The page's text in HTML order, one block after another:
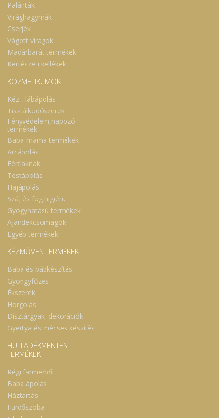
Palánták
Virághagymák
Cserjék
Vágott virágok
Madárbarát termékek
Kertészeti kellékek
KOZMETIKUMOK
Kéz-, lábápolás
Tisztálkodószerek
Fényvédelem,napozó
termékek
Baba-mama termékek
Arcápolás
Férfiaknak
Testápolás
Hajápolás
Száj és fog higiéne
Gyógyhatású termékek
Ajándékcsomagok
Egyéb termékek
KÉZMŰVES TERMÉKEK
Baba és bábkészítés
Gyöngyfűzés
Ékszerek
Horgolás
Dísztárgyak, dekorációk
Gyertya és mécses készítés
HULLADÉKMENTES
TERMÉKEK
Régi farmerből
Baba ápolás
Háztartás
Fürdőszoba